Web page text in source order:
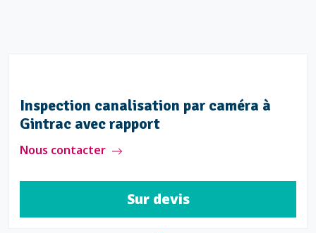
Inspection canalisation par caméra à
Gintrac avec rapport
Nous contacter
Sur devis